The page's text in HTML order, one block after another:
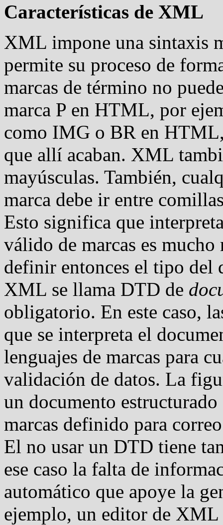
Características de XML
XML impone una sintaxis
permite su proceso de
marcas de término no
marca P en HTML, por
como IMG o BR en
que allí acaban. XML
mayúsculas. También,
marca debe ir entre
Esto significa que
válido de marcas es
definir entonces el tipo del
XML se llama DTD de
obligatorio. En este caso,
que se interpreta el
lenguajes de marcas para
validación de datos. La
un documento
marcas definido para
El no usar un DTD tiene
ese caso la falta de
automático que apoye la
ejemplo, un editor de